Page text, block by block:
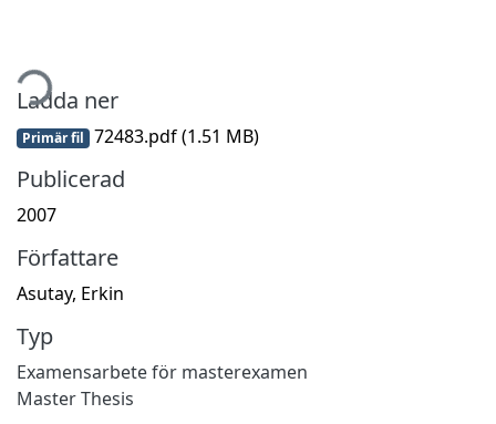
Ladda ner
Primär fil 72483.pdf(1.51 MB)
Publicerad
2007
Författare
Asutay, Erkin
Typ
Examensarbete för masterexamen
Master Thesis